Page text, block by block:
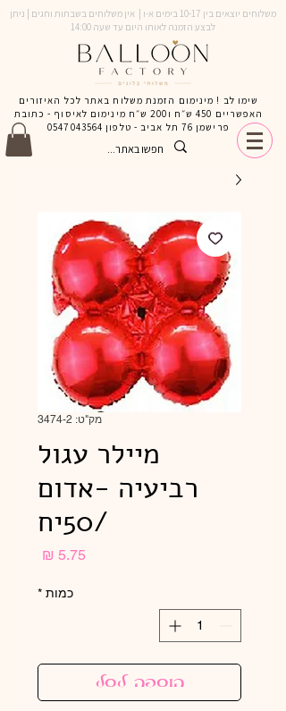
משלוחים יוצאים בין 10-17 בימים א-ו | אין משלוחים בשבתות וחגים | ניתן
לבצע הזמנה לאותו היום עד שעה 14:00
שימו לב ! מינימום הזמנת משלוח באתר לכל האיזורים
האפשריים 450 ש״ח ו200 ש״ח מינימום לאיסוף - כתובת
פרישמן 76 תל אביב - טלפון
0547043564
מק"ט: 3474-2
מיילר עגול
רביעיה -אדום
/50יח
כמות *
הוספה לסל